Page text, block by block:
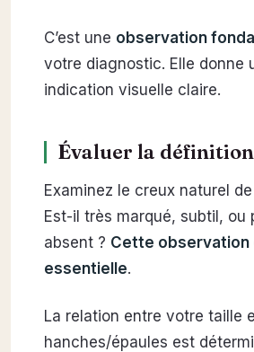
C’est une observation
votre diagnostic. Elle donne
indication visuelle claire.
Évaluer la
Examinez le creux naturel
Est-il très marqué, subtil, ou
absent ? Cette observation
essentielle.
La relation entre votre taille
hanches/épaules est